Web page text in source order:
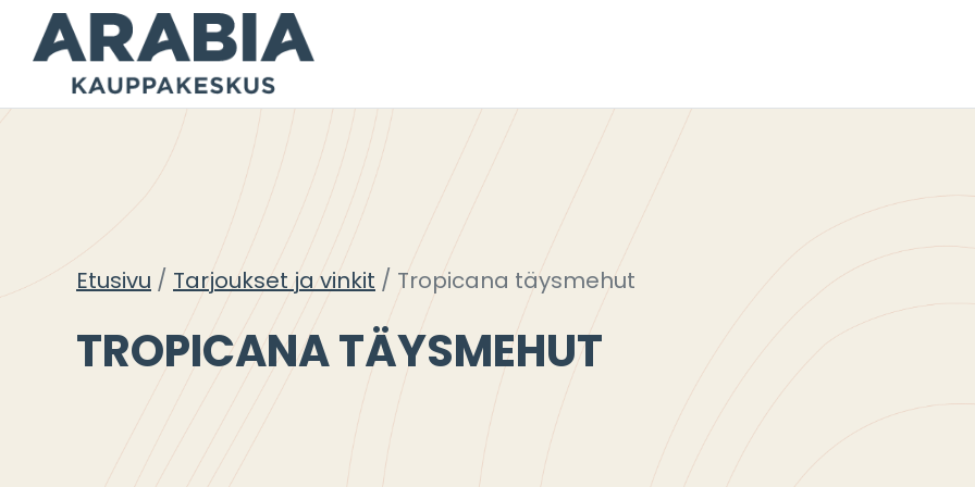
Siirry
sisältöön
Etusivu Tarjoukset ja vinkit Tropicana täysmehut
TROPICANA TÄYSMEHUT